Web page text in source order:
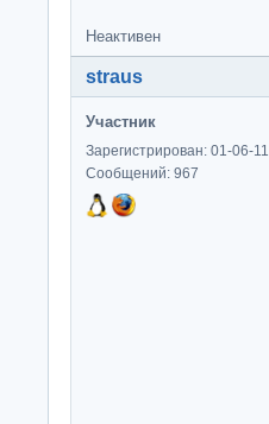
Неактивен
straus
Участник
Зарегистрирован: 01-06-11
Сообщений: 967